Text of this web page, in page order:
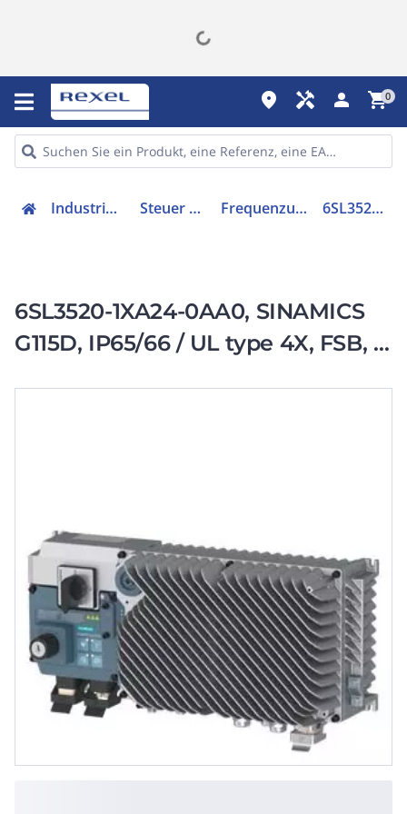
place handyman person shopping_cart0
Industriekomponenten Steuer & Regelgeräte Frequenzumrichter =< 1 kV 6SL35201XA240AA0
6SL3520-1XA24-0AA0, SINAMICS
G115D, IP65/66 / UL type 4X, FSB, 3